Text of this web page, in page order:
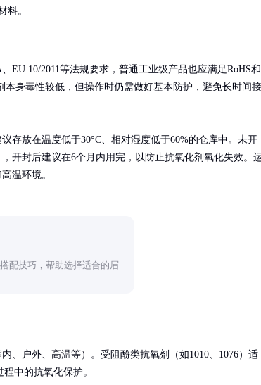
料。
EU 10/2011等法规要求，普通工业级产品也应满足RoHS和
本身毒性较低，但操作时仍需做好基本防护，避免长时间接
存放在温度低于30°C、相对湿度低于60%的仓库中。未开
开封后建议在6个月内用完，以防止抗氧化剂氧化失效。
温环境。
配技巧，帮助选择适合的眉
、户外、高温等）。受阻酚类抗氧剂（如1010、1076）适
中的抗氧化保护。